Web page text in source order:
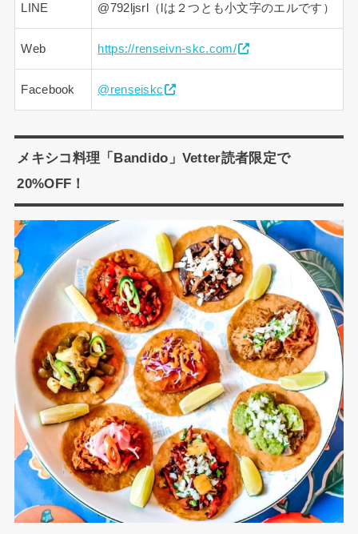
LINE @792ljsrl（lは２つとも小文字のエルです）
Web https://renseivn-skc.com/
Facebook @renseiskc
メキシコ料理「Bandido」Vetter読者限定で
20%OFF！